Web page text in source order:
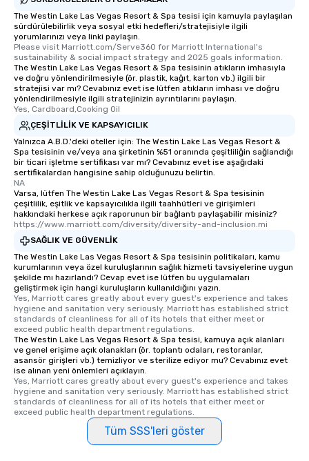
last. It’s an experience that attendees
will reminisce about long after they
leave. Location, Location, Location
One of the best reasons to book is the
convenient and efficient way the
experience is designed. All
restaurants are within an easy
walking distance of each other. The
short stroll allows your group
members a chance to engage in prime
networking opportunities before
heading to the next place on your tour
Our tours offer an exquisite feast plus
entertainment. All tours include a
knowledgeable, professional guide
who leads the group on a walking tour,
offering engaging tidbits and
fascinating stories. Several other
interactive experiences are included
along the way exclusively to our tours,
ensuring there is never a dull moment.
Different Types of Cuisine Our
experiences offer the ability to enjoy
several renowned restaurants in one
convenient outing, including ones you
and your guests might not have
discovered otherwise on your own or
at a typical corporate dinner. We offer
a way to try some of the finest spots
in the city and dive into various
The Westin Lake Las Vegas Resort & Spa tesisi için kamuyla paylaşılan
sürdürülebilirlik veya sosyal etki hedefleri/stratejisiyle ilgili
yorumlarınızı veya linki paylaşın.
Please visit Marriott.com/Serve360 for Marriott International's
sustainability & social impact strategy and 2025 goals information.
The Westin Lake Las Vegas Resort & Spa tesisinin atıkların imhasıyla
ve doğru yönlendirilmesiyle (ör. plastik, kağıt, karton vb.) ilgili bir
stratejisi var mı? Cevabınız evet ise lütfen atıkların imhası ve doğru
yönlendirilmesiyle ilgili stratejinizin ayrıntılarını paylaşın.
Yes, Cardboard,Cooking Oil
ÇEŞITLILIK VE KAPSAYICILIK
Yalnızca A.B.D.'deki oteller için: The Westin Lake Las Vegas Resort &
Spa tesisinin ve/veya ana şirketinin %51 oranında çeşitliliğin sağlandığı
bir ticari işletme sertifikası var mı? Cevabınız evet ise aşağıdaki
sertifikalardan hangisine sahip olduğunuzu belirtin.
NA
Varsa, lütfen The Westin Lake Las Vegas Resort & Spa tesisinin
çeşitlilik, eşitlik ve kapsayıcılıkla ilgili taahhütleri ve girişimleri
hakkındaki herkese açık raporunun bir bağlantı paylaşabilir misiniz?
https://www.marriott.com/diversity/diversity-and-inclusion.mi
SAĞLIK VE GÜVENLIK
The Westin Lake Las Vegas Resort & Spa tesisinin politikaları, kamu
kurumlarının veya özel kuruluşlarının sağlık hizmeti tavsiyelerine uygun
şekilde mı hazırlandı? Cevap evet ise lütfen bu uygulamaları
geliştirmek için hangi kuruluşların kullanıldığını yazın.
Yes, Marriott cares greatly about every guest's experience and takes
hygiene and sanitation very seriously. Marriott has established strict
standards of cleanliness for all of its hotels that either meet or
exceed public health department regulations.
The Westin Lake Las Vegas Resort & Spa tesisi, kamuya açık alanları
ve genel erişime açık olanakları (ör. toplantı odaları, restoranlar,
asansör girişleri vb.) temizliyor ve sterilize ediyor mu? Cevabınız evet
ise alınan yeni önlemleri açıklayın.
Yes, Marriott cares greatly about every guest's experience and takes
hygiene and sanitation very seriously. Marriott has established strict
standards of cleanliness for all of its hotels that either meet or
exceed public health department regulations.
Tüm SSS'leri göster